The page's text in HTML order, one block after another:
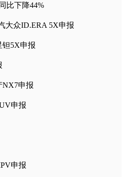
比下降44%
大众ID.ERA 5X申报
钽5X申报
NX7申报
申报
申报